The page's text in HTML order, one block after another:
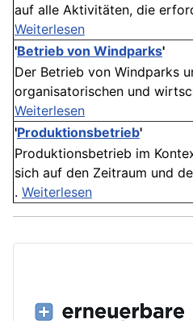
auf alle Aktivitäten, die
Weiterlesen
'Betrieb von Windparks'
Der Betrieb von Windparks
organisatorischen und
Weiterlesen
'Produktionsbetrieb'
Produktionsbetrieb im
sich auf den Zeitraum und
. Weiterlesen